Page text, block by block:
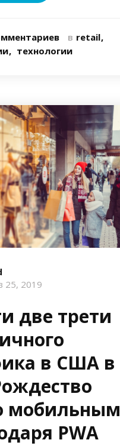
в retail
технологии
25, 2019
две трети
в США в
мобильным
PWA